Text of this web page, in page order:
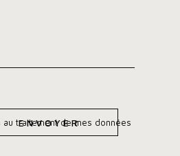
traitement de mes données
ENVOYER